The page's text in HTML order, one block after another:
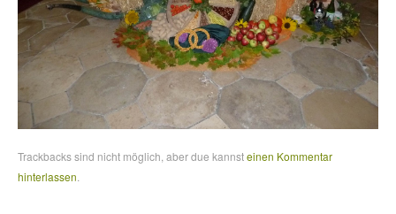
Trackbacks sind nicht möglich, aber due kannsteinen Kommentar
hinterlassen